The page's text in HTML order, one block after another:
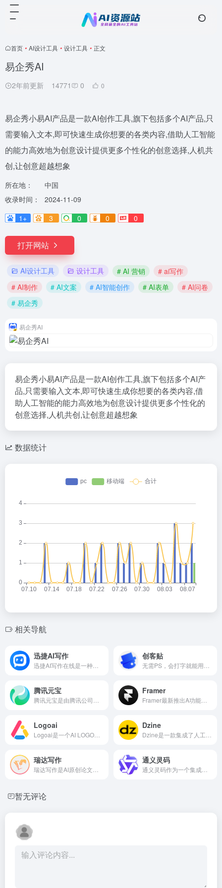
首页 • AI设计工具 • 设计工具 • 正文
易企秀AI
2年前更新 14771 0 0
易企秀小易AI产品是一款AI创作工具,旗下包括多个AI产品,只
需要输入文本,即可快速生成你想要的各类内容,借助人工智能
的能力高效地为创意设计提供更多个性化的创意选择,人机共
创,让创意超越想象
所在地：
中国
收录时间：
2024-11-09
1+
3 0 0 0
打开网站
AI设计工具 设计工具 # AI 营销
# ai写作
# AI制作
# AI文案 # AI智能创作 # AI表单
# AI问卷
# 易企秀
易企秀AI
易企秀小易AI产品是一款AI创作工具,旗下包括多个AI产
品,只需要输入文本,即可快速生成你想要的各类内容,借
助人工智能的能力高效地为创意设计提供更多个性化的
创意选择,人机共创,让创意超越想象
数据统计
相关导航
迅捷AI写作 创客贴
腾讯元宝 Framer
Logoai Dzine
瑞达写作 通义灵码
暂无评论